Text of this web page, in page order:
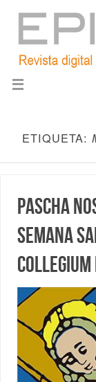
ETIQUETA:
Pascha
Semana
Collegium